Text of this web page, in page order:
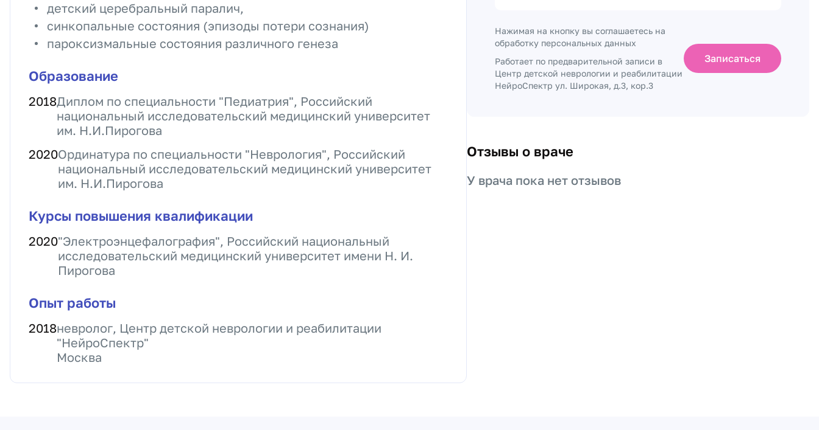
детский церебральный паралич,
синкопальные состояния (эпизоды потери сознания)
пароксизмальные состояния различного генеза
Образование
2018Диплом по специальности "Педиатрия", Российский
национальный исследовательский медицинский университет
им. Н.И.Пирогова
2020Ординатура по специальности "Неврология", Российский
национальный исследовательский медицинский университет
им. Н.И.Пирогова
Курсы повышения квалификации
2020"Электроэнцефалография", Российский национальный
исследовательский медицинский университет имени Н. И.
Пирогова
Опыт работы
2018невролог, Центр детской неврологии и реабилитации
"НейроСпектр"
Москва
Нажимая на кнопку вы соглашаетесь на
обработку персональных данных
Работает по предварительной записи в
Центр детской неврологии и реабилитации
НейроСпектр ул. Широкая, д.3, кор.3
Записаться
Отзывы о враче
У врача пока нет отзывов